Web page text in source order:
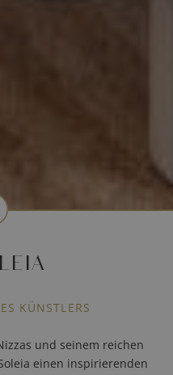
KÜNSTLERS
und seinem reichen
einen inspirierenden